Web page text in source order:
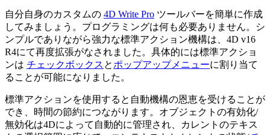
自分自身のカスタムの 4D Write Pro ツールバーを簡単に作成
してみましょう。プログラミングは何も必要ありません。シ
ンプルでありながら強力な標準アクション機構は、4D v16
R4にて再度拡張がなされました。具体的には標準アクショ
ンは チェックボックス と ポップアップメニューに割り当て
ることが可能になりました。
標準アクションを使用すると自動機構の恩恵を受けることが
でき、時間の節約につながります。オブジェクトの有効化/
無効化は4Dによって自動的に管理され、カレントのテキス